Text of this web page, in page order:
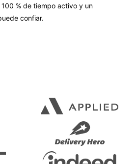
% de tiempo activo y un
confiar.